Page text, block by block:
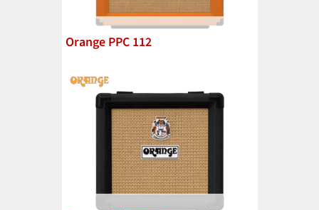
Orange PPC 112